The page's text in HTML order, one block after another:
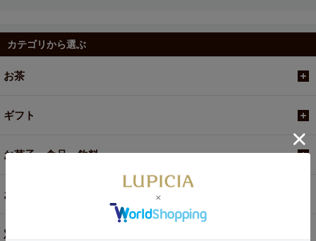
カテゴリから選ぶ
お茶
ギフト
お菓子・食品・飲料
お買い得商品
定期便